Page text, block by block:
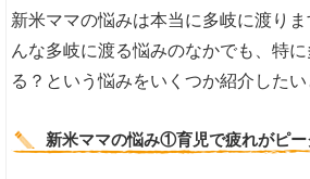
新米ママの悩みは本当に多岐に渡り
んな多岐に渡る悩みのなかでも、特
る？という悩みをいくつか紹介したい
新米ママの悩み①育児で疲れがピ